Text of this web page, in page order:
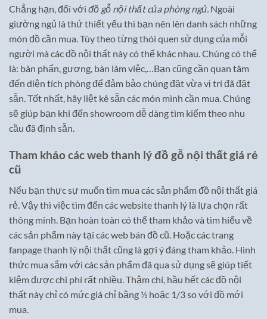
Chẳng hạn, đối với đồ gỗ nội thất của phòng ngủ. Ngoài
giường ngủ là thứ thiết yếu thì bạn nên lên danh sách những
món đồ cần mua. Tùy theo từng thói quen sử dụng của mỗi
người mà các đồ nội thất này có thể khác nhau. Chúng có thể
là: bàn phấn, gương, bàn làm việc,…Bạn cũng cần quan tâm
đến diện tích phòng để đảm bảo chúng đặt vừa vị trí đã đặt
sẵn. Tốt nhất, hãy liệt kê sẵn các món mình cần mua. Chúng
sẽ giúp bạn khi đến showroom dễ dàng tìm kiếm theo nhu
cầu đã định sẵn.
Tham khảo các web thanh lý đồ gỗ nội thất giá rẻ
cũ
Nếu bạn thực sự muốn tìm mua các sản phẩm đồ nội thất giá
rẻ. Vậy thì việc tìm đến các website thanh lý là lựa chọn rất
thông minh. Bạn hoàn toàn có thể tham khảo và tìm hiểu về
các sản phẩm này tại các web bán đồ cũ. Hoặc các trang
fanpage thanh lý nội thất cũng là gợi ý đáng tham khảo. Hình
thức mua sắm với các sản phẩm đã qua sử dụng sẽ giúp tiết
kiệm được chi phí rất nhiều. Thậm chí, hầu hết các đồ nội
thất này chỉ có mức giá chỉ bằng ½ hoặc 1/3 so với đồ mới
mua.